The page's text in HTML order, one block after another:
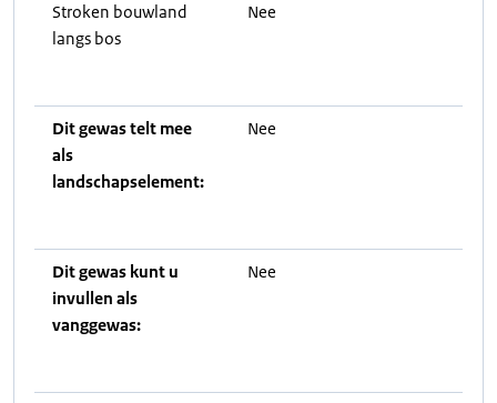
Stroken bouwland
langs bos
Nee
Dit gewas telt mee
als
landschapselement:
Nee
Dit gewas kunt u
invullen als
vanggewas:
Nee